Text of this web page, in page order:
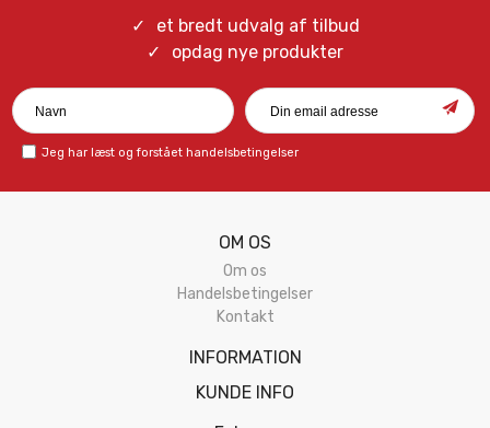
et bredt udvalg af tilbud
opdag nye produkter
Jeg har læst og forstået handelsbetingelser
OM OS
Om os
Handelsbetingelser
Kontakt
INFORMATION
KUNDE INFO